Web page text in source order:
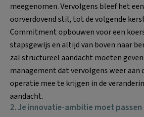
meegenomen. Vervolgens bleef het
oorverdovend stil, tot de volgende
Commitment opbouwen voor een
stapsgewijs en altijd van boven naar
zal structureel aandacht moeten
management dat vervolgens weer aan
operatie mee te krijgen in de
aandacht.
2. Je innovatie-ambitie moet